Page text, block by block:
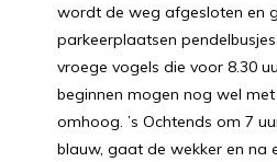
wordt de weg afgesloten en
parkeerplaatsen
vroege vogels die voor 8.30
beginnen mogen nog wel
omhoog. ’s Ochtends om 7
blauw, gaat de wekker en na